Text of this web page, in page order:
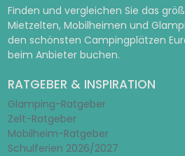
Finden und vergleichen Sie das
Mietzelten, Mobilheimen und
den schönsten Campingplätzen
beim Anbieter buchen.
RATGEBER & INSPIRATION
Glamping-Ratgeber
Zelt-Ratgeber
Mobilheim-Ratgeber
Schulferien 2026/2027